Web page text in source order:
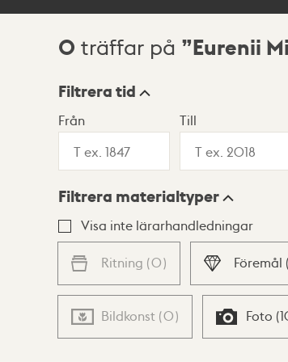
Sökresultat
0 träffar på Eurenii
Visningsläge
Lista Karta
Filtrera tid
Från Till
Filtrera materialtyper
Visa inte lärarhandledningar
Ritning (0) Föremål (
Bildkonst (0) Foto (